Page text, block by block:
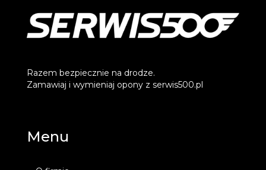
Razem bezpiecznie na drodze.
Zamawiaj i wymieniaj opony z serwis500.pl
Menu